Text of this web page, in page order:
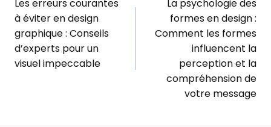
de
l’article
Les erreurs courantes
à éviter en design
graphique : Conseils
d’experts pour un
visuel impeccable
La psychologie des
formes en design :
Comment les formes
influencent la
perception et la
compréhension de
votre message